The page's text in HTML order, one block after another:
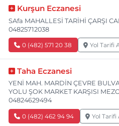
Kurşun Eczanesi
SAfa MAHALLESİ TARİHİ ÇARŞI
04825712038
0 (482) 571 20 38 Yol Tarifi
Taha Eczanesi
YENİ MAH. MARDİN ÇEVRE
YOLU ŞOK MARKET KARŞISI
04824629494
0 (482) 462 94 94 Yol Tarifi